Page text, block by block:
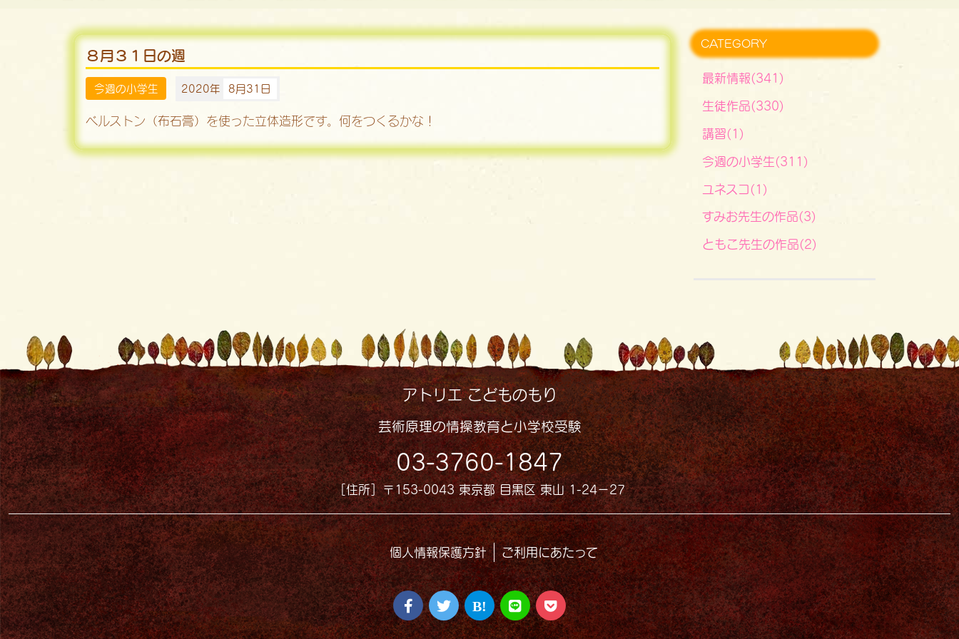
８月３１日の週
今週の小学生 2020年 8月31日
ベルストン（布石膏）を使った立体造形です。何をつくるかな！
CATEGORY
最新情報(341)
生徒作品(330)
講習(1)
今週の小学生(311)
ユネスコ(1)
すみお先生の作品(3)
ともこ先生の作品(2)
アトリエ こどものもり
芸術原理の情操教育と小学校受験
03-3760-1847
［住所］〒153-0043 東京都 目黒区 東山 1-24−27
個人情報保護方針 ご利用にあたって